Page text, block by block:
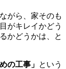
がら、家そのも
がキレイかどう
かどうかは、と
の工事」 という